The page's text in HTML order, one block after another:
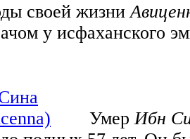
своей жизни
у исфаханского
УмерИбн